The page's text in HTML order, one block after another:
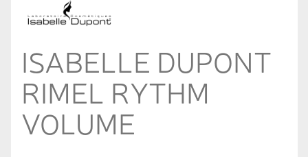
ISABELLE DUPONT
RIMEL RYTHM
VOLUME